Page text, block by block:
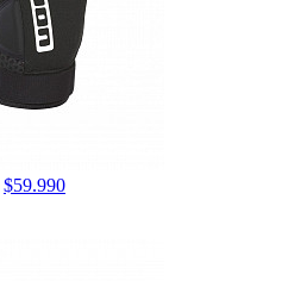
$59.990